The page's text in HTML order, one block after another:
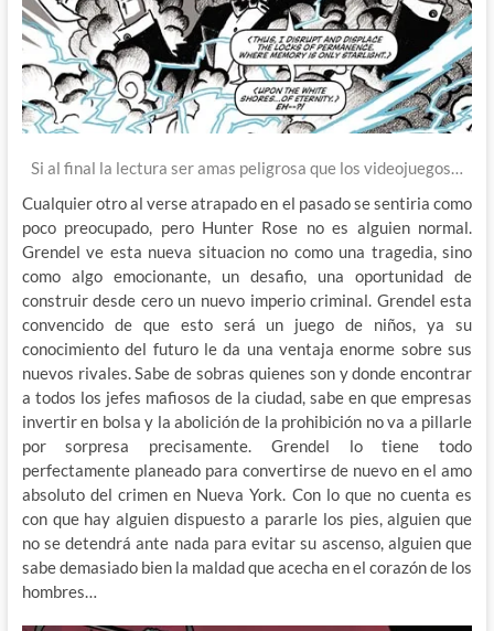
Si al final la lectura ser amas peligrosa que los videojuegos…
Cualquier otro al verse atrapado en el pasado se sentiria como
poco preocupado, pero Hunter Rose no es alguien normal.
Grendel ve esta nueva situacion no como una tragedia, sino
como algo emocionante, un desafio, una oportunidad de
construir desde cero un nuevo imperio criminal. Grendel esta
convencido de que esto será un juego de niños, ya su
conocimiento del futuro le da una ventaja enorme sobre sus
nuevos rivales. Sabe de sobras quienes son y donde encontrar
a todos los jefes mafiosos de la ciudad, sabe en que empresas
invertir en bolsa y la abolición de la prohibición no va a pillarle
por sorpresa precisamente. Grendel lo tiene todo
perfectamente planeado para convertirse de nuevo en el amo
absoluto del crimen en Nueva York. Con lo que no cuenta es
con que hay alguien dispuesto a pararle los pies, alguien que
no se detendrá ante nada para evitar su ascenso, alguien que
sabe demasiado bien la maldad que acecha en el corazón de los
hombres…